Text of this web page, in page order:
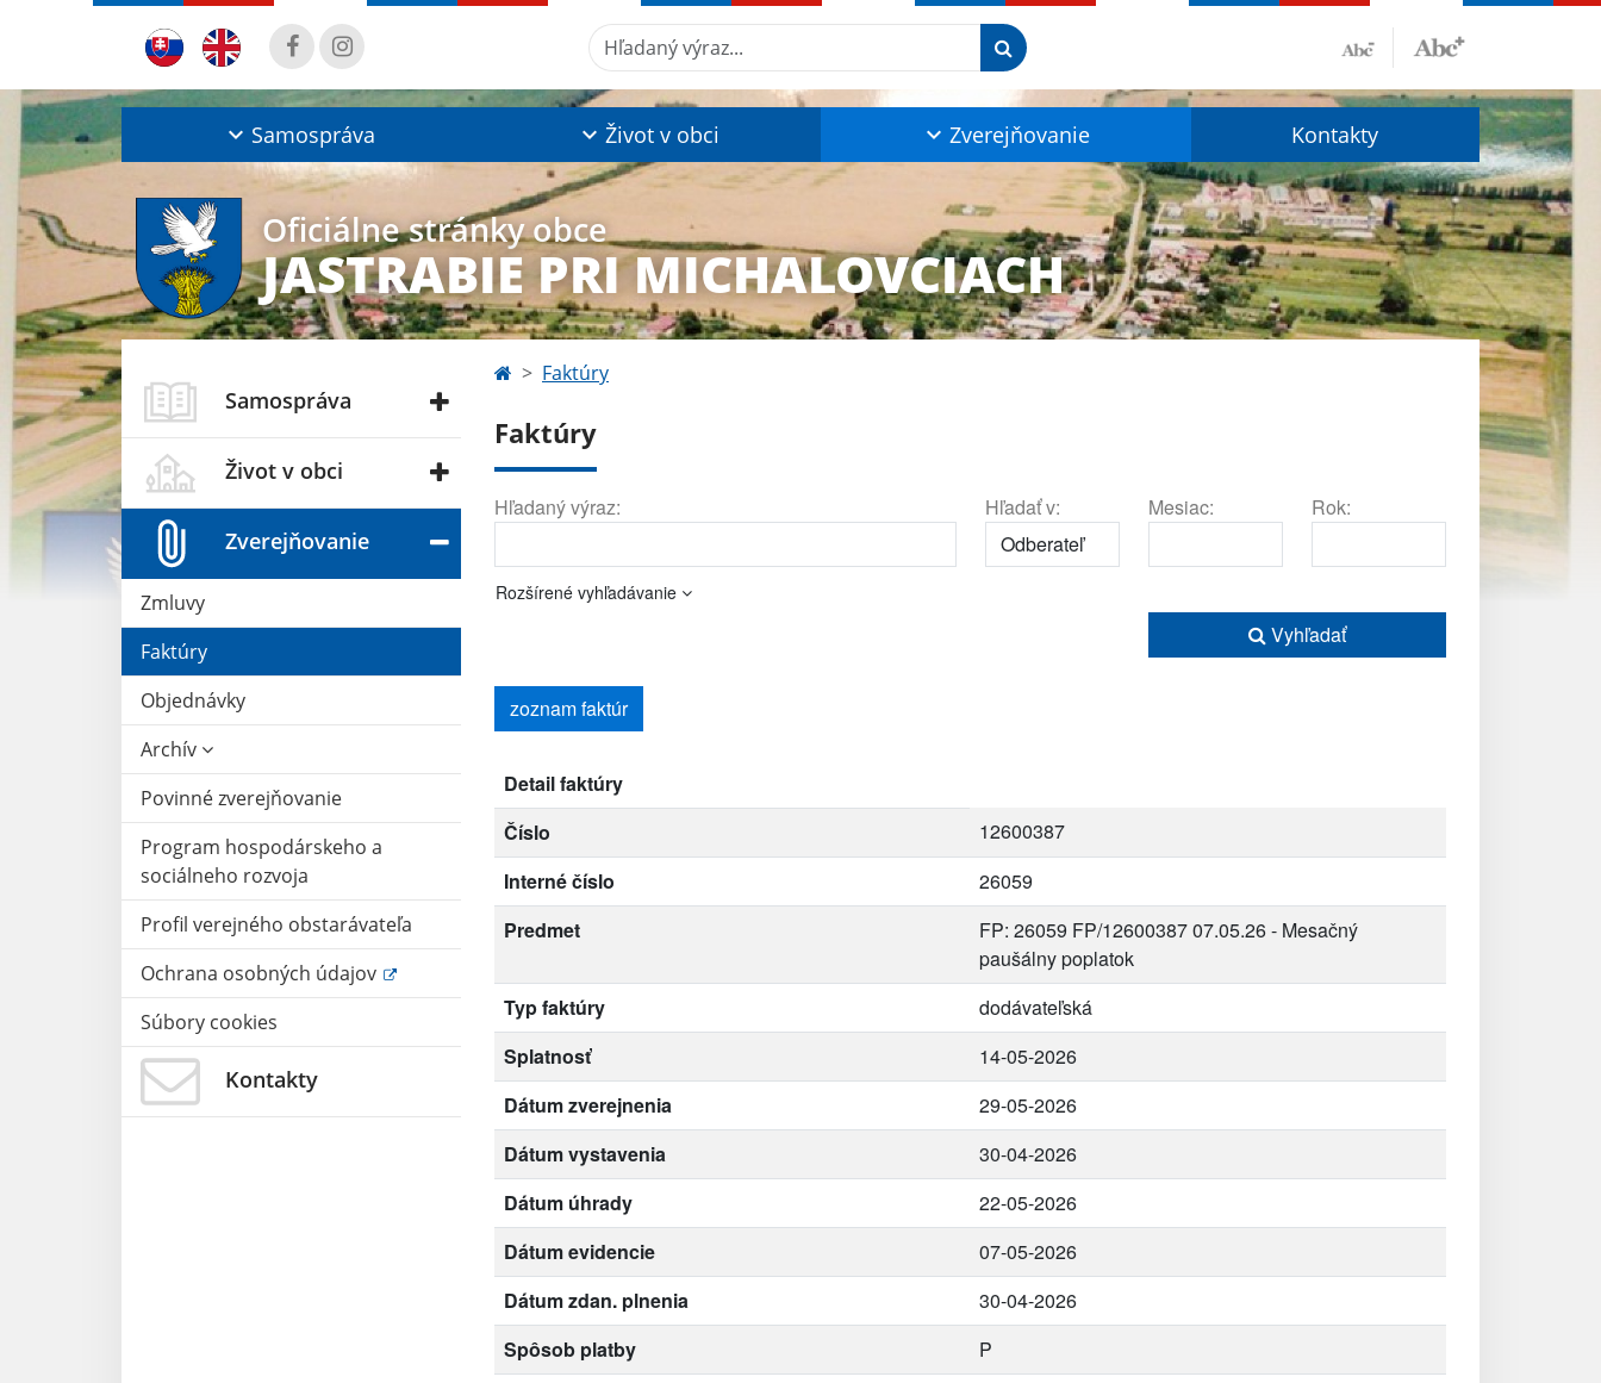
Hľadaný výraz...
Samospráva Život v obci Zverejňovanie Kontakty
Oficiálne stránky obce
JASTRABIE PRI MICHALOVCIACH
Samospráva
Život v obci
Zverejňovanie
Zmluvy
Faktúry
Objednávky
Archív
Povinné zverejňovanie
Program hospodárskeho a
sociálneho rozvoja
Profil verejného obstarávateľa
Ochrana osobných údajov
Súbory cookies
Kontakty
Faktúry
Faktúry
Hľadaný výraz: Hľadať v: Mesiac: Rok:
Rozšírené vyhľadávanie
Vyhľadať
zoznam faktúr
Detail faktúry
Číslo
12600387
Interné číslo
26059
Predmet
FP: 26059 FP/12600387 07.05.26 - Mesačný
paušálny poplatok
Typ faktúry
dodávateľská
Splatnosť
14-05-2026
Dátum zverejnenia
29-05-2026
Dátum vystavenia
30-04-2026
Dátum úhrady
22-05-2026
Dátum evidencie
07-05-2026
Dátum zdan. plnenia
30-04-2026
Spôsob platby
P